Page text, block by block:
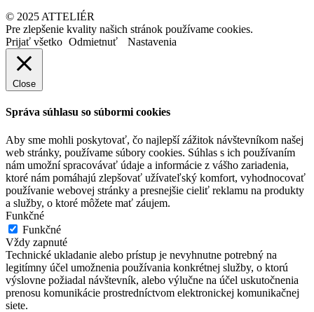
© 2025 ATTELIÉR
Pre zlepšenie kvality našich stránok používame cookies.
Prijať všetko Odmietnuť Nastavenia
Close
Správa súhlasu so súbormi cookies
Aby sme mohli poskytovať, čo najlepší zážitok návštevníkom našej
web stránky, používame súbory cookies. Súhlas s ich používaním
nám umožní spracovávať údaje a informácie z vášho zariadenia,
ktoré nám pomáhajú zlepšovať užívateľský komfort, vyhodnocovať
používanie webovej stránky a presnejšie cieliť reklamu na produkty
a služby, o ktoré môžete mať záujem.
Funkčné
Funkčné
Vždy zapnuté
Technické ukladanie alebo prístup je nevyhnutne potrebný na
legitímny účel umožnenia používania konkrétnej služby, o ktorú
výslovne požiadal návštevník, alebo výlučne na účel uskutočnenia
prenosu komunikácie prostredníctvom elektronickej komunikačnej
siete.